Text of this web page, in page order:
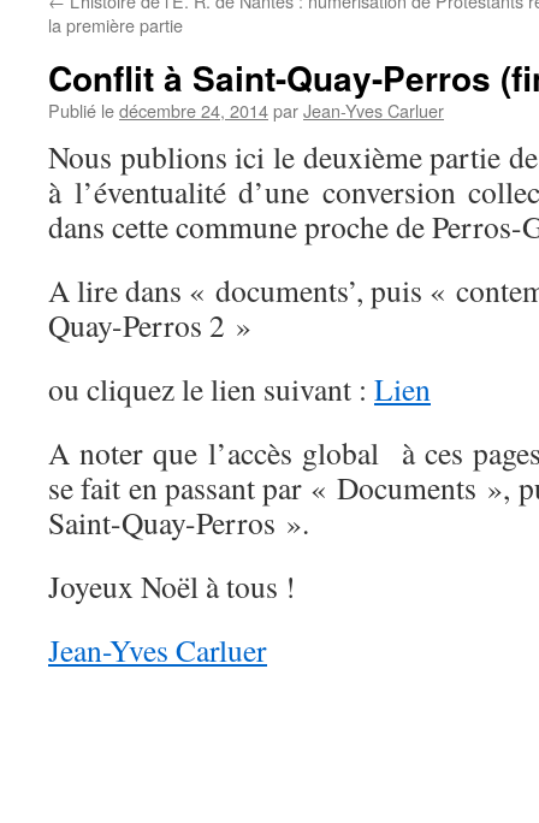
la première partie
Conflit à Saint-Quay-Perros
Publié ledécembre 24, 2014parJean-Yves Carluer
Nous publions ici le deuxième partie
à l’éventualité d’une conversion
dans cette commune proche de Perros-
A lire dans « documents’, puis «
Quay-Perros 2 »
ou cliquez le lien suivant : Lien
A noter que l’accès global à ces
se fait en passant par « Documents »,
Saint-Quay-Perros ».
Joyeux Noël à tous !
Jean-Yves Carluer